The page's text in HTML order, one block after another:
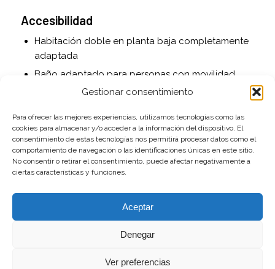
Gestionar consentimiento
Para ofrecer las mejores experiencias, utilizamos tecnologías como las
cookies para almacenar y/o acceder a la información del dispositivo. El
consentimiento de estas tecnologías nos permitirá procesar datos como el
comportamiento de navegación o las identificaciones únicas en este sitio.
No consentir o retirar el consentimiento, puede afectar negativamente a
ciertas características y funciones.
Aceptar
Denegar
Ver preferencias
Accesibilidad
Habitación doble en planta baja completamente
adaptada
Baño adaptado para personas con movilidad
Servicios adicionales
Cuna de viaje y trona disponibles bajo petición
Juguetes para niños
Cama supletoria opcional
Se admiten mascotas